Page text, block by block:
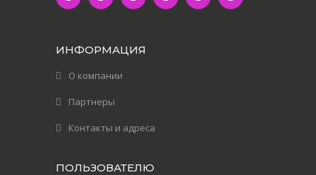
ИНФОРМАЦИЯ
О компании
Партнеры
Контакты и адреса
ПОЛЬЗОВАТЕЛЮ